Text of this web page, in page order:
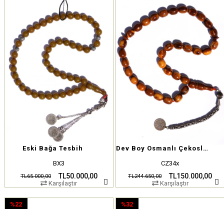
Eski Bağa Tesbih
BX3
TL50.000,00
TL65.000,00
Karşılaştır
Dev Boy Osmanlı Çekoslovak Tesbih
CZ34x
TL150.000,00
TL244.650,00
Karşılaştır
%22
%32